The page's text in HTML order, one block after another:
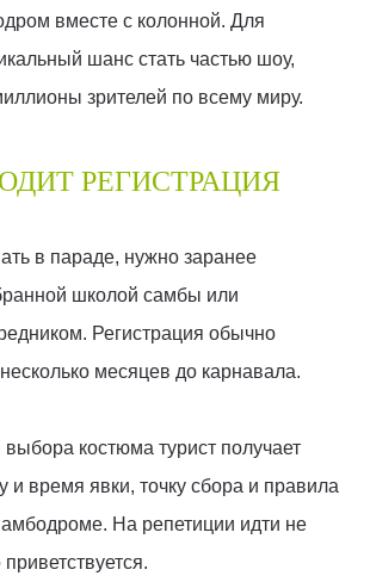
вместе с колонной. Для
шанс стать частью шоу,
зрителей по всему миру.
РЕГИСТРАЦИЯ
в параде, нужно заранее
школой самбы или
Регистрация обычно
месяцев до карнавала.
костюма турист получает
и время явки, точку сбора и правила
На репетиции идти не